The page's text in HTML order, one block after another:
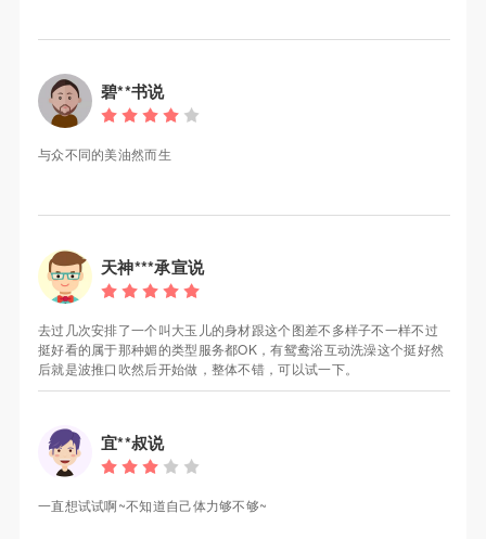
碧**书说
与众不同的美油然而生
天神***承宣说
去过几次安排了一个叫大玉儿的身材跟这个图差不多样子不一样不过
挺好看的属于那种媚的类型服务都OK，有鸳鸯浴互动洗澡这个挺好然
后就是波推口吹然后开始做，整体不错，可以试一下。
宜**叔说
一直想试试啊~不知道自己体力够不够~